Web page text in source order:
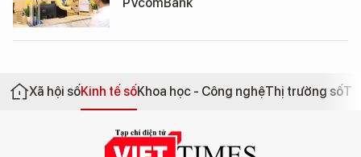
Xã hội sốKinh tế sốKhoa học - Công nghệThị trường số